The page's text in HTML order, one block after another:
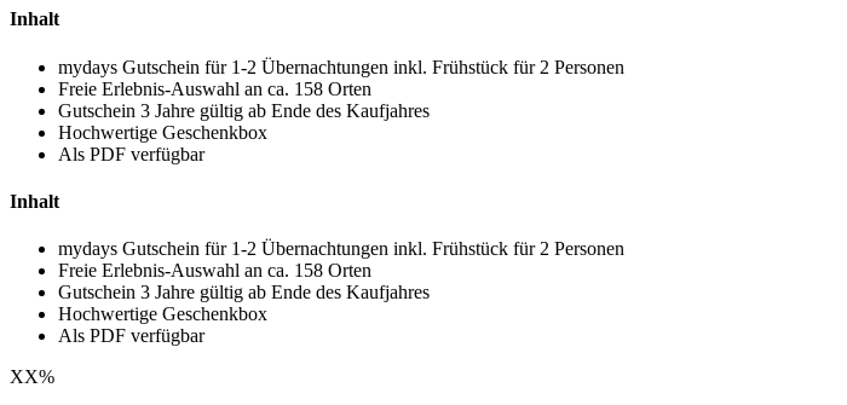
Inhalt
mydays Gutschein für 1-2 Übernachtungen inkl. Frühstück für 2 Personen
Freie Erlebnis-Auswahl an ca. 158 Orten
Gutschein 3 Jahre gültig ab Ende des Kaufjahres
Hochwertige Geschenkbox
Als PDF verfügbar
Inhalt
mydays Gutschein für 1-2 Übernachtungen inkl. Frühstück für 2 Personen
Freie Erlebnis-Auswahl an ca. 158 Orten
Gutschein 3 Jahre gültig ab Ende des Kaufjahres
Hochwertige Geschenkbox
Als PDF verfügbar
XX%